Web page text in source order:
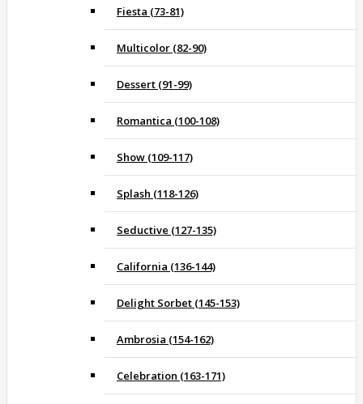
Fiesta (73-81)
Multicolor (82-90)
Dessert (91-99)
Romantica (100-108)
Show (109-117)
Splash (118-126)
Seductive (127-135)
California (136-144)
Delight Sorbet (145-153)
Ambrosia (154-162)
Celebration (163-171)